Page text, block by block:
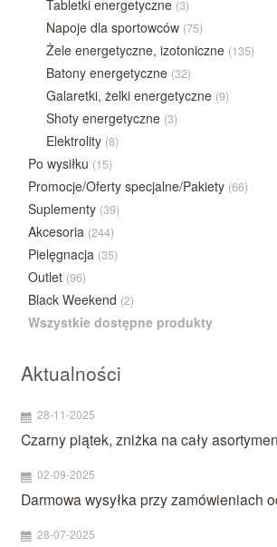
Tabletki energetyczne (3)
Napoje dla sportowców (75)
Żele energetyczne, izotoniczne (135)
Batony energetyczne (32)
Galaretki, żelki energetyczne (9)
Shoty energetyczne (3)
Elektrolity (8)
Po wysiłku (15)
Promocje/Oferty specjalne/Pakiety (66)
Suplementy (39)
Akcesoria (244)
Pielęgnacja (35)
Outlet (96)
Black Weekend (2)
Wszystkie dostępne produkty
Aktualności
28-11-2025
Czarny piątek, zniżka na cały
02-09-2025
Darmowa wysyłka przy zamówieniach
28-07-2025